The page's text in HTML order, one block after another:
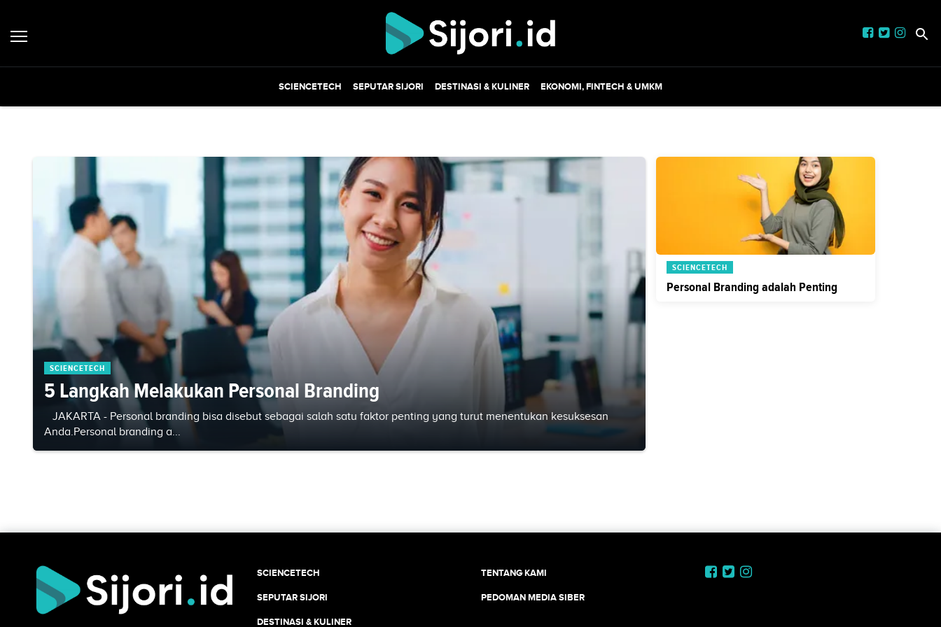
SCIENCETECH SEPUTAR SIJORI DESTINASI & KULINER EKONOMI, FINTECH & UMKM
SCIENCETECH
5 Langkah Melakukan Personal Branding
JAKARTA - Personal branding bisa disebut sebagai salah satu faktor penting yang turut menentukan kesuksesan
Anda.Personal branding a...
SCIENCETECH
Personal Branding adalah Penting
SCIENCETECH
SEPUTAR SIJORI
DESTINASI & KULINER
TENTANG KAMI
PEDOMAN MEDIA SIBER